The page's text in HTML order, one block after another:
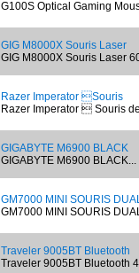
G100S Optical Gaming
GIG M8000X Souris Laser
GIG M8000X Souris Laser
Razer Imperator Souris
Razer Imperator  Souris
GIGABYTE M6900 BLACK
GIGABYTE M6900 BLACK...
GM7000 MINI SOURIS
GM7000 MINI SOURIS
Traveler 9005BT Bluetooth
Traveler 9005BT Bluetooth